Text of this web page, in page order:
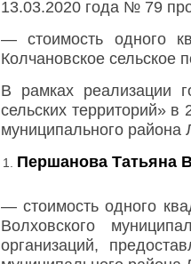
13.03.2020 года № 79
— стоимость одного
Колчановское сельское
В рамках реализации
сельских территорий»
муниципального района
Першанова Татьяна
— стоимость одного
Волховского
организаций,